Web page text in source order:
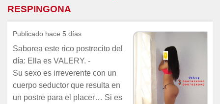
RESPINGONA
Publicado hace 5 días
Saborea este rico postrecito del
día: Ella es VALERY. -
Su sexo es irreverente con un
cuerpo seductor que resulta en
un postre para el placer… Si es